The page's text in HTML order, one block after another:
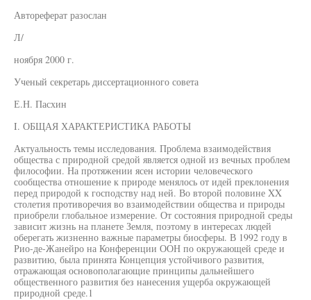
Автореферат разослан
Л/
ноября 2000 г.
Ученый секретарь диссертационного совета
Е.Н. Пасхин
I. ОБЩАЯ ХАРАКТЕРИСТИКА РАБОТЫ
Актуальность темы исследования. Проблема взаимодействия
общества с природной средой является одной из вечных проблем
философии. На протяжении ясен истории человеческого
сообщества отношение к природе менялось от идей преклонения
перед природой к господству над ней. Во второй половине XX
столетия противоречия во взаимодействии общества и природы
приобрели глобальное измерение. От состояния природной среды
зависит жизнь на планете Земля, поэтому в интересах людей
оберегать жизненно важные параметры биосферы. В 1992 году в
Рио-де-Жанейро на Конференции ООН по окружающей среде и
развитию, была принята Концепция устойчивого развития,
отражающая основополагающие принципы дальнейшего
общественного развития без нанесения ущерба окружающей
природной среде.1